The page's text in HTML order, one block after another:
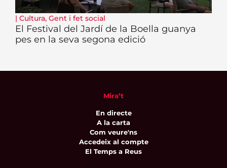
| Cultura, Gent i fet social
El Festival del Jardí de la Boella guanya
pes en la seva segona edició
Mira’t
En directe
A la carta
Com veure'ns
Accedeix al compte
El Temps a Reus